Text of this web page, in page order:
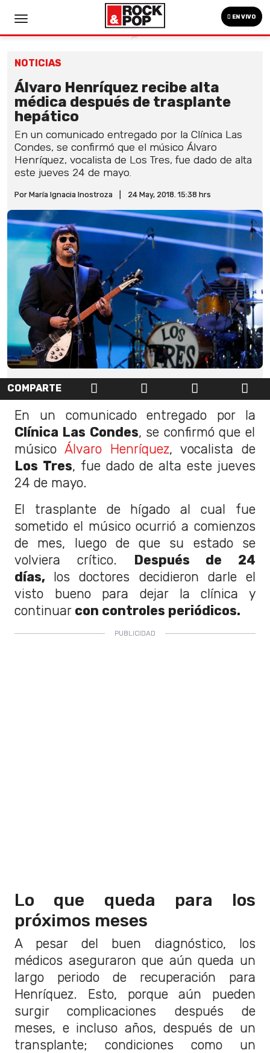
EN VIVO
NOTICIAS
Álvaro Henríquez recibe alta
médica después de trasplante
hepático
En un comunicado entregado por la Clínica Las
Condes, se confirmó que el músico Álvaro
Henríquez, vocalista de Los Tres, fue dado de alta
este jueves 24 de mayo.
Por María Ignacia Inostroza 24 May, 2018. 15:38 hrs
COMPARTE
En un comunicado entregado por la
Clínica Las Condes, se confirmó que el
músico Álvaro Henríquez, vocalista de
Los Tres, fue dado de alta este jueves
24 de mayo.
El trasplante de hígado al cual fue
sometido el músico ocurrió a comienzos
de mes, luego de que su estado se
volviera crítico.
Después de 24
días,
los doctores decidieron darle el
visto bueno para dejar la clínica y
continuar con controles periódicos.
Lo que queda para los
próximos meses
A pesar del buen diagnóstico, los
médicos aseguraron que aún queda un
largo periodo de recuperación para
Henríquez. Esto, porque aún pueden
surgir complicaciones después de
meses, e incluso años, después de un
transplante; condiciones como un